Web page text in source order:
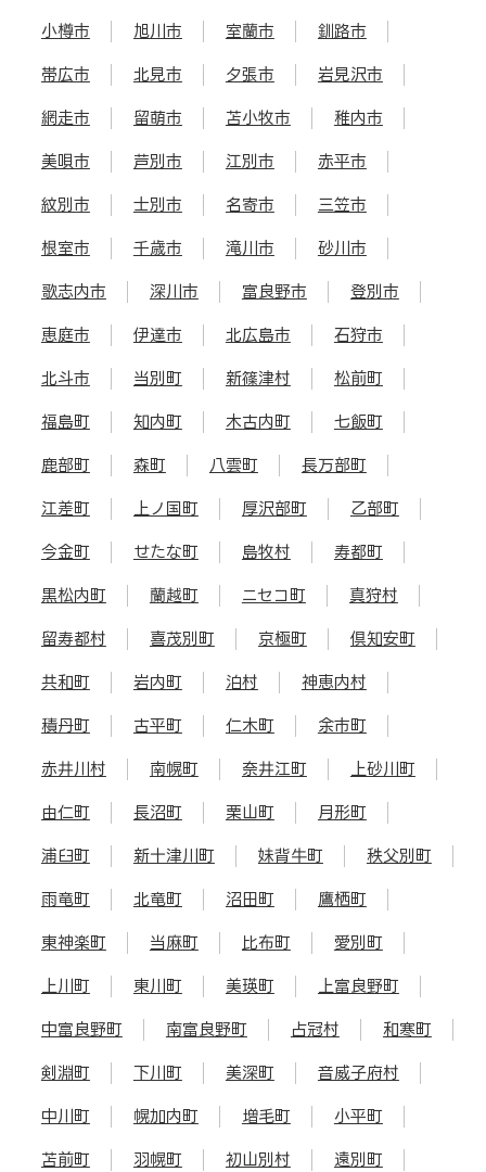
小樽市 旭川市 室蘭市 釧路市
帯広市 北見市 夕張市 岩見沢市
網走市 留萌市 苫小牧市 稚内市
美唄市 芦別市 江別市 赤平市
紋別市 士別市 名寄市 三笠市
根室市 千歳市 滝川市 砂川市
歌志内市 深川市 富良野市 登別市
恵庭市 伊達市 北広島市 石狩市
北斗市 当別町 新篠津村 松前町
福島町 知内町 木古内町 七飯町
鹿部町 森町 八雲町 長万部町
江差町 上ノ国町 厚沢部町 乙部町
今金町 せたな町 島牧村 寿都町
黒松内町 蘭越町 ニセコ町 真狩村
留寿都村 喜茂別町 京極町 倶知安町
共和町 岩内町 泊村 神恵内村
積丹町 古平町 仁木町 余市町
赤井川村 南幌町 奈井江町 上砂川町
由仁町 長沼町 栗山町 月形町
浦臼町 新十津川町 妹背牛町 秩父別町
雨竜町 北竜町 沼田町 鷹栖町
東神楽町 当麻町 比布町 愛別町
上川町 東川町 美瑛町 上富良野町
中富良野町 南富良野町 占冠村 和寒町
剣淵町 下川町 美深町 音威子府村
中川町 幌加内町 増毛町 小平町
苫前町 羽幌町 初山別村 遠別町